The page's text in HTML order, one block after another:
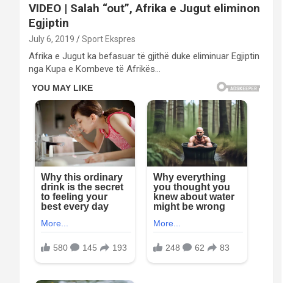
VIDEO | Salah “out”, Afrika e Jugut eliminon
Egjiptin
July 6, 2019 Sport Ekspres
Afrika e Jugut ka befasuar të gjithë duke eliminuar Egjiptin
nga Kupa e Kombeve të Afrikës…